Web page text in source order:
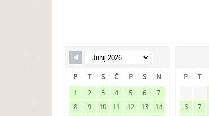
P T S Č P S
N
1
2 3 4 5 6
7
8
9 10 11 12 13
14
P T
6
7